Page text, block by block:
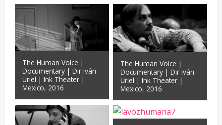
The Human Voice |
Documentary | Dir Iván
Uriel | Ink Theater |
Mexico, 2016
The Human Voice |
Documentary | Dir Iván
Uriel | Ink Theater |
Mexico, 2016